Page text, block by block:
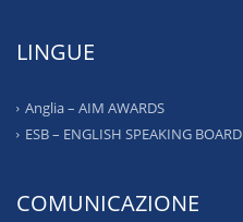
LINGUE
Anglia – AIM AWARDS
ESB – ENGLISH SPEAKING BOARD
COMUNICAZIONE